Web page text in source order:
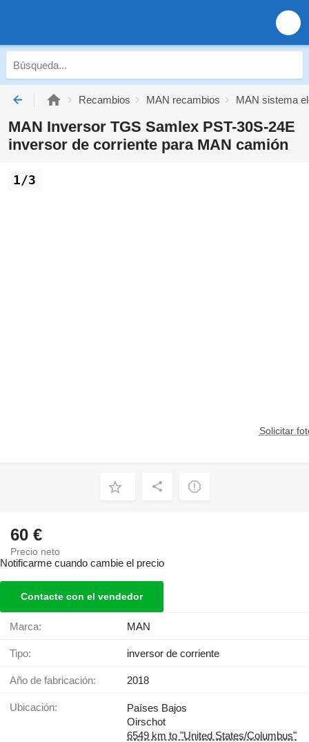
Recambios MAN recambios MAN sistema
MAN Inversor TGS Samlex PST-30S-24E
inversor de corriente para MAN camión
Solicitar
1/3
60 €
Precio neto
Notificarme cuando cambie el precio
Contacte con el vendedor
Marca: MAN
Tipo: inversor de corriente
Año de fabricación: 2018
Ubicación:
Países Bajos
Oirschot
6549 km to "United States/Columbus"